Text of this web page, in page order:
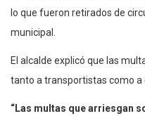
lo que fueron retirados de
municipal.
El alcalde explicó que las
tanto a transportistas como a
“Las multas que arriesgan